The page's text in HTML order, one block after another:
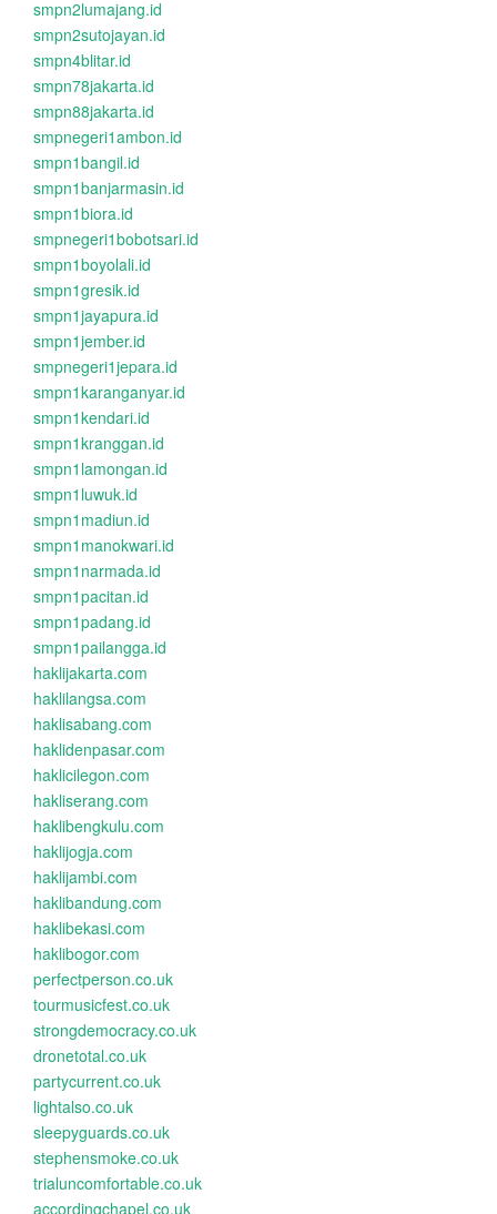
smpn2lumajang.id
smpn2sutojayan.id
smpn4blitar.id
smpn78jakarta.id
smpn88jakarta.id
smpnegeri1ambon.id
smpn1bangil.id
smpn1banjarmasin.id
smpn1biora.id
smpnegeri1bobotsari.id
smpn1boyolali.id
smpn1gresik.id
smpn1jayapura.id
smpn1jember.id
smpnegeri1jepara.id
smpn1karanganyar.id
smpn1kendari.id
smpn1kranggan.id
smpn1lamongan.id
smpn1luwuk.id
smpn1madiun.id
smpn1manokwari.id
smpn1narmada.id
smpn1pacitan.id
smpn1padang.id
smpn1pailangga.id
haklijakarta.com
haklilangsa.com
haklisabang.com
haklidenpasar.com
haklicilegon.com
hakliserang.com
haklibengkulu.com
haklijogja.com
haklijambi.com
haklibandung.com
haklibekasi.com
haklibogor.com
perfectperson.co.uk
tourmusicfest.co.uk
strongdemocracy.co.uk
dronetotal.co.uk
partycurrent.co.uk
lightalso.co.uk
sleepyguards.co.uk
stephensmoke.co.uk
trialuncomfortable.co.uk
accordingchapel.co.uk